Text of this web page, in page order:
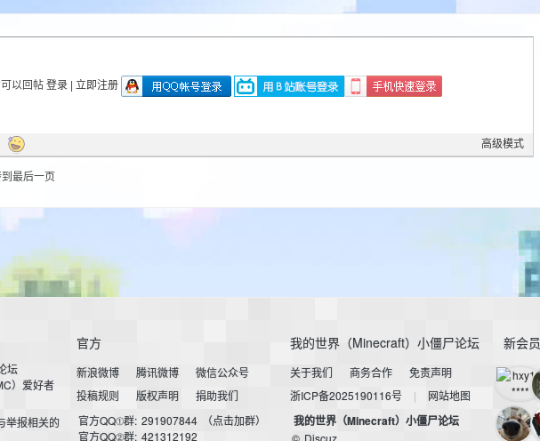
以回帖 登录| 立即注册
高级模式
最后一页
坛
）爱好者
举报相关的
官方
新浪微博 腾讯微博
微信公众号
投稿规则
版权声明
捐助我们
官方QQ①群: 291907844
（点击加群）
官方QQ②群: 421312192
我的世界（Minecraft）小僵尸论坛
关于我们 商务合作
免责声明
浙ICP备2025190116号
| 网站地图
我的世界（Minecraft）小僵尸论坛
© Discuz.
新会员